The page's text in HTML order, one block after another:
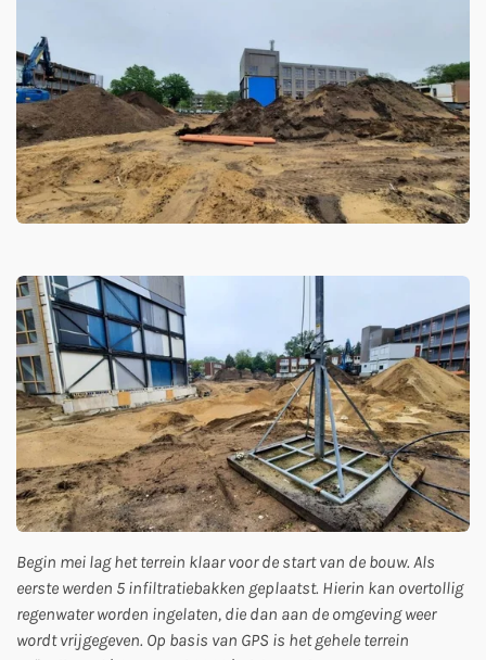
Begin mei lag het terrein klaar voor de start van de bouw. Als
eerste werden 5 infiltratiebakken geplaatst. Hierin kan overtollig
regenwater worden ingelaten, die dan aan de omgeving weer
wordt vrijgegeven. Op basis van GPS is het gehele terrein